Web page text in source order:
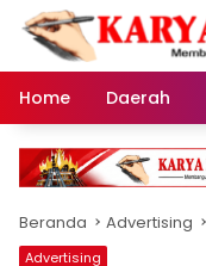
Langsung
konten
Home
Daerah
Beranda Advertising
Advertising